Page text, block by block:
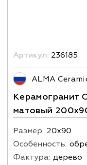
Артикул: 236185
ALMA
Керамогранит
матовый
Размер: 20х90
Особенность:
Фактура: дерево